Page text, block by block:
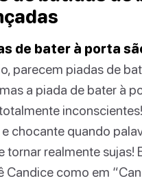
de bater à porta
parecem piadas de
a piada de bater à
chocante quando
tornar realmente sujas!
Candice como em